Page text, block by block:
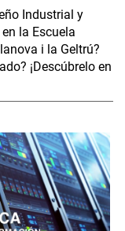
Industrial y
la Escuela
i la Geltrú?
¡Descúbrelo en